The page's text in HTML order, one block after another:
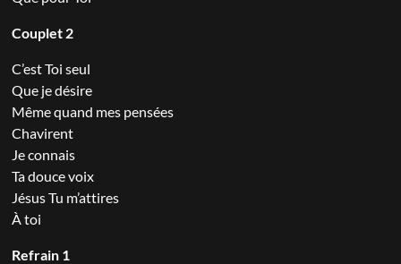
Couplet 2
C’est Toi seul
Que je désire
Même quand mes pensées
Chavirent
Je connais
Ta douce voix
Jésus Tu m’attires
À toi
Refrain 1